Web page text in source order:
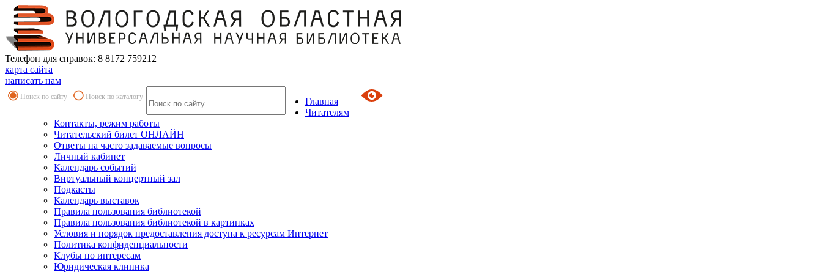
Телефон для справок: 8 8172 759212
карта сайта
написать нам
Поиск по сайту Поиск по каталогу
Главная
Читателям
Контакты, режим работы
Читательский билет ОНЛАЙН
Ответы на часто задаваемые вопросы
Личный кабинет
Календарь событий
Виртуальный концертный зал
Подкасты
Календарь выставок
Правила пользования библиотекой
Правила пользования библиотекой в картинках
Условия и порядок предоставления доступа к ресурсам Интернет
Политика конфиденциальности
Клубы по интересам
Юридическая клиника